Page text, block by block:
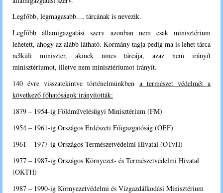
Legfőbb, legmagasabb..., tárcának is nevezik.
Legfőbb államigazgatási szerv azonban nem csak minisztérium
lehetett, ahogy az alább látható. Kormány tagja pedig ma is lehet tárca
nélküli miniszter, akinek nincs tárcája, azaz nem irányít
minisztériumot, illetve nem minisztériumot irányít.
140 évre visszatekintve történelmünkben a természet védelmét a
következő főhatóságok irányították:
1879 – 1954-ig Földművelésügyi Minisztérium (FM)
1954 – 1961-ig Országos Erdészeti Főigazgatóság (OEF)
1961 – 1977-ig Országos Természetvédelmi Hivatal (OTvH)
1977 – 1987-ig Országos Környezet- és Természetvédelmi Hivatal
(OKTH)
1987 – 1990-ig Környezetvédelmi és Vízgazdálkodási Minisztérium